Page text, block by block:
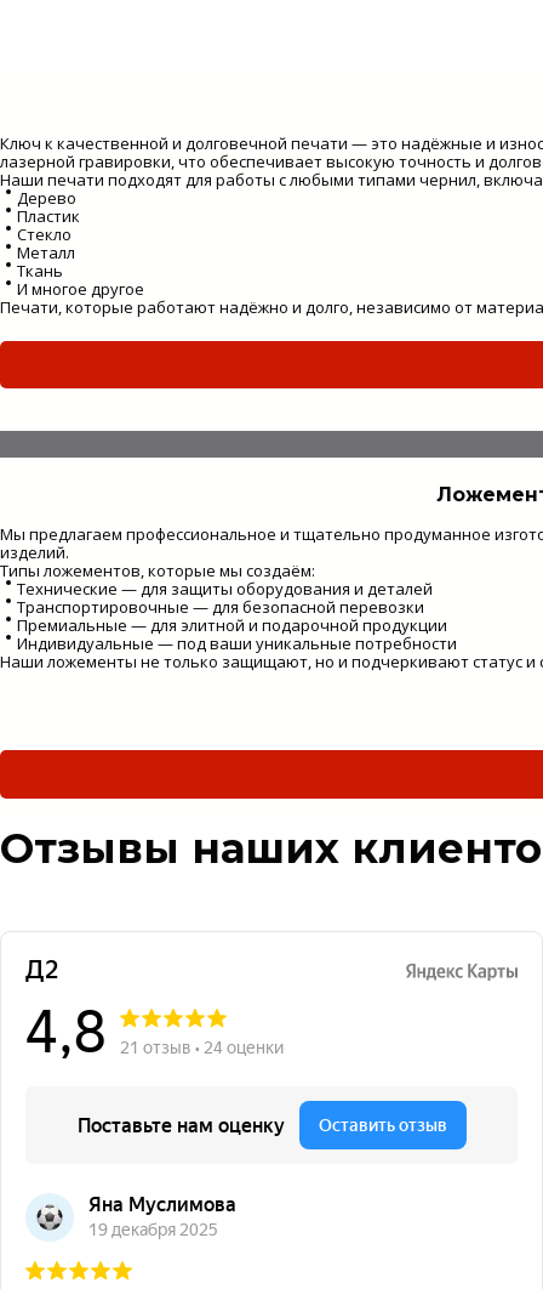
Ключ к качественной и долговечной печати — это надёжные и
лазерной гравировки, что обеспечивает высокую точность и
Наши печати подходят для работы с любыми типами чернил,
Дерево
Пластик
Стекло
Металл
Ткань
И многое другое
Печати, которые работают надёжно и долго, независимо от
Мы предлагаем профессиональное и тщательно продуманное
изделий.
Типы ложементов, которые мы создаём:
Технические — для защиты оборудования и деталей
Транспортировочные — для безопасной перевозки
Премиальные — для элитной и подарочной продукции
Индивидуальные — под ваши уникальные потребности
Наши ложементы не только защищают, но и подчеркивают статус и
Отзывы наших